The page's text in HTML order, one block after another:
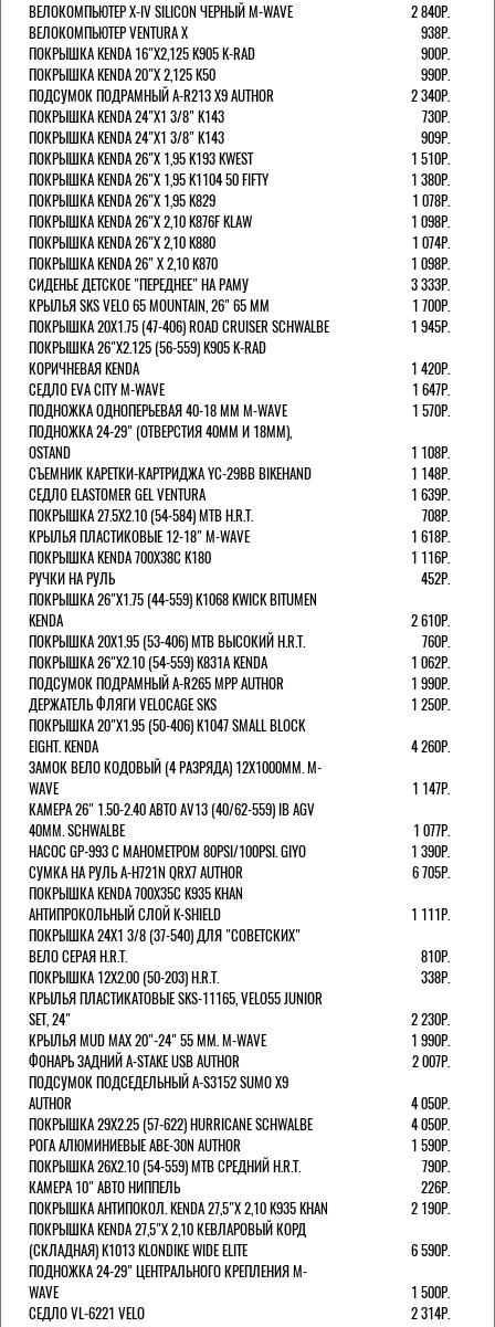
ВЕЛОКОМПЬЮТЕР X-IV SILICON ЧЕРНЫЙ M-WAVE
2 840Р.
ВЕЛОКОМПЬЮТЕР VENTURA Х
938Р.
ПОКРЫШКА KENDA 16"Х2,125 K905 K-RAD
900Р.
ПОКРЫШКА KENDA 20"Х 2,125 K50
990Р.
ПОДСУМОК ПОДРАМНЫЙ A-R213 X9 AUTHOR
2 340Р.
ПОКРЫШКА KENDA 24"Х1 3/8" K143
730Р.
ПОКРЫШКА KENDA 24"Х1 3/8" K143
909Р.
ПОКРЫШКА KENDA 26"Х 1,95 K193 KWEST
1 510Р.
ПОКРЫШКА KENDA 26"Х 1,95 K1104 50 FIFTY
1 380Р.
ПОКРЫШКА KENDA 26"Х 1,95 K829
1 078Р.
ПОКРЫШКА KENDA 26"Х 2,10 K876F KLAW
1 098Р.
ПОКРЫШКА KENDA 26"Х 2,10 K880
1 074Р.
ПОКРЫШКА KENDA 26" Х 2,10 K870
1 098Р.
СИДЕНЬЕ ДЕТСКОЕ "ПЕРЕДНЕЕ" НА РАМУ
3 333Р.
КРЫЛЬЯ SKS VELO 65 MOUNTAIN, 26" 65 ММ
1 700Р.
ПОКРЫШКА 20X1.75 (47-406) ROAD CRUISER SCHWALBE
1 945Р.
ПОКРЫШКА 26"Х2.125 (56-559) K905 K-RAD
КОРИЧНЕВАЯ KENDA
1 420Р.
СЕДЛО EVA CITY M-WAVE
1 647Р.
ПОДНОЖКА ОДНОПЕРЬЕВАЯ 40-18 ММ M-WAVE
1 570Р.
ПОДНОЖКА 24-29" (ОТВЕРСТИЯ 40ММ И 18ММ),
OSTAND
1 108Р.
СЪЕМНИК КАРЕТКИ-КАРТРИДЖА YC-29BB BIKEHAND
1 148Р.
СЕДЛО ELASTOMER GEL VENTURA
1 639Р.
ПОКРЫШКА 27.5X2.10 (54-584) MTB H.R.T.
708Р.
КРЫЛЬЯ ПЛАСТИКОВЫЕ 12-18" M-WAVE
1 618Р.
ПОКРЫШКА KENDA 700Х38С K180
1 116Р.
РУЧКИ НА РУЛЬ
452Р.
ПОКРЫШКА 26"Х1.75 (44-559) K1068 KWICK BITUMEN
KENDA
2 610Р.
ПОКРЫШКА 20X1.95 (53-406) MTB ВЫСОКИЙ H.R.T.
760Р.
ПОКРЫШКА 26"Х2.10 (54-559) K831A KENDA
1 062Р.
ПОДСУМОК ПОДРАМНЫЙ A-R265 MPP AUTHOR
1 990Р.
ДЕРЖАТЕЛЬ ФЛЯГИ VELOCAGE SKS
1 250Р.
ПОКРЫШКА 20"Х1.95 (50-406) K1047 SMALL BLOCK
EIGHT. KENDA
4 260Р.
ЗАМОК ВЕЛО КОДОВЫЙ (4 РАЗРЯДА) 12Х1000ММ. M-
WAVE
1 147Р.
КАМЕРА 26" 1.50-2.40 АВТО AV13 (40/62-559) IB AGV
40MM. SCHWALBE
1 077Р.
НАСОС GP-993 С МАНОМЕТРОМ 80PSI/100PSI. GIYO
1 390Р.
СУМКА НА РУЛЬ A-H721N QRX7 AUTHOR
6 705Р.
ПОКРЫШКА KENDA 700Х35С K935 KHAN
АНТИПРОКОЛЬНЫЙ СЛОЙ K-SHIELD
1 111Р.
ПОКРЫШКА 24X1 3/8 (37-540) ДЛЯ "СОВЕТСКИХ"
ВЕЛО СЕРАЯ H.R.T.
810Р.
ПОКРЫШКА 12X2.00 (50-203) H.R.T.
338Р.
КРЫЛЬЯ ПЛАСТИКАТОВЫЕ SKS-11165, VELO55 JUNIOR
SET, 24"
2 230Р.
КРЫЛЬЯ MUD MAX 20"-24" 55 ММ. M-WAVE
1 990Р.
ФОНАРЬ ЗАДНИЙ A-STAKE USB AUTHOR
2 007Р.
ПОДСУМОК ПОДСЕДЕЛЬНЫЙ A-S3152 SUMO X9
AUTHOR
4 050Р.
ПОКРЫШКА 29X2.25 (57-622) HURRICANE SCHWALBE
4 050Р.
РОГА АЛЮМИНИЕВЫЕ ABE-30N AUTHOR
1 590Р.
ПОКРЫШКА 26X2.10 (54-559) MTB СРЕДНИЙ H.R.T.
790Р.
КАМЕРА 10" АВТО НИППЕЛЬ
226Р.
ПОКРЫШКА АНТИПОКОЛ. KENDA 27,5"Х 2,10 K935 KHAN
2 190Р.
ПОКРЫШКА KENDA 27,5"Х 2,10 КЕВЛАРОВЫЙ КОРД
(СКЛАДНАЯ) K1013 KLONDIKE WIDE ELITE
6 590Р.
ПОДНОЖКА 24-29" ЦЕНТРАЛЬНОГО КРЕПЛЕНИЯ M-
WAVE
1 500Р.
СЕДЛО VL-6221 VELO
2 314Р.